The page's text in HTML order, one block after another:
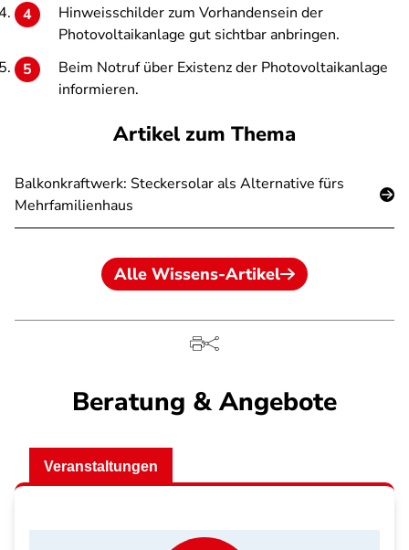
Hinweisschilder zum Vorhandensein der
Photovoltaikanlage gut sichtbar anbringen.
Beim Notruf über Existenz der Photovoltaikanlage
informieren.
Artikel zum Thema
Balkonkraftwerk: Steckersolar als Alternative fürs
Mehrfamilienhaus
Alle Wissens-Artikel
Beratung & Angebote
Veranstaltungen